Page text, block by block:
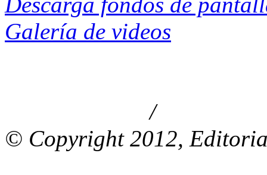
Galería de videos
/
© Copyright 2012,